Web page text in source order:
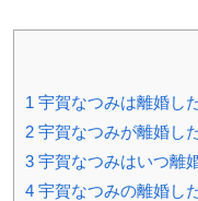
1 宇賀なつみは離婚し
2 宇賀なつみが離婚し
3 宇賀なつみはいつ離
4 宇賀なつみの離婚し